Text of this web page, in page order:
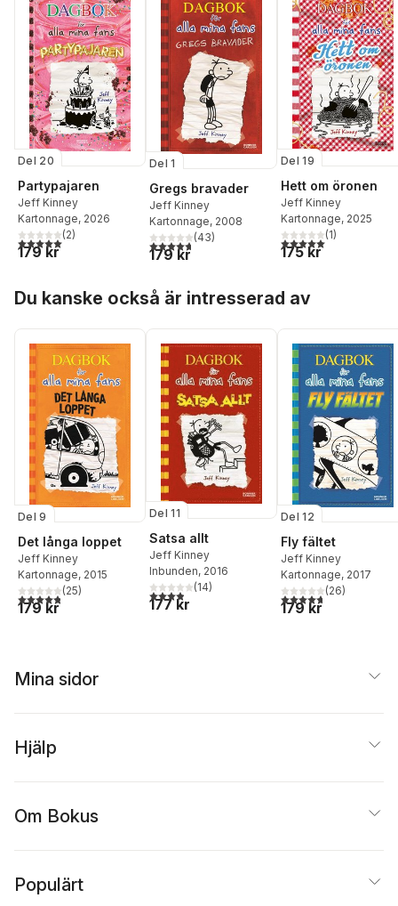
Del 20
Partypajaren
Jeff Kinney
Kartonnage, 2026
5,0utav 5 stjärnor. Totalt antal röster:
(2)
179 kr
Del 1
Gregs bravader
Jeff Kinney
Kartonnage, 2008
4,7utav 5 stjärnor. Totalt antal röster:
(43)
179 kr
Del 19
Hett om öronen
Jeff Kinney
Kartonnage, 2025
5,0utav 5 stjärnor.
(1)
175 kr
Du kanske också är intresserad av
Del 9
Det långa loppet
Jeff Kinney
Kartonnage, 2015
4,8utav 5 stjärnor. Totalt antal röster:
(25)
179 kr
Del 11
Satsa allt
Jeff Kinney
Inbunden, 2016
3,9utav 5 stjärnor. Totalt antal röster:
(14)
177 kr
Del 12
Fly fältet
Jeff Kinney
Kartonnage, 2017
4,7utav 5 stjärnor.
(26)
179 kr
Mina sidor
Hjälp
Om Bokus
Populärt